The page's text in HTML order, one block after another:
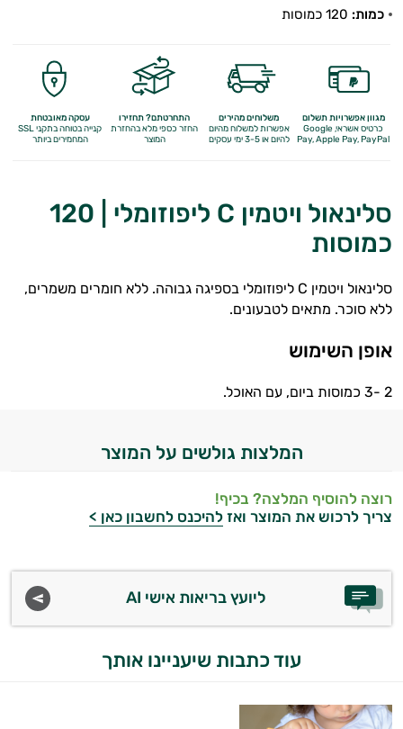
כמות:
מגוון אפשרויות תשלום
כרטיס אשראי, Google
Pay,Apple Pay, PayPal
משלוחים מהירים
אפשרות למשלוח מהיום
להיום או 3-5 ימי עסקים
התחרטתם? תחזירו
החזר כספי מלאבהחזרת
המוצר
עסקה מאובטחת
קנייה בטוחה בתקני SSL
המחמירים ביותר
סלינאול ויטמין C ליפוזומלי | 120
כמוסות
סלינאול ויטמין C ליפוזומלי בספיגה גבוהה. ללא חומרים משמרים,
ללא סוכר. מתאים לטבעונים.
אופן השימוש
2 -3 כמוסות ביום, עם האוכל.
המלצות גולשים על המוצר
רוצה להוסיף המלצה? בכיף!
צריך לרכוש את המוצר ואז להיכנס לחשבון כאן >
ליועץ בריאות אישי AI
עוד כתבות שיעניינו אותך